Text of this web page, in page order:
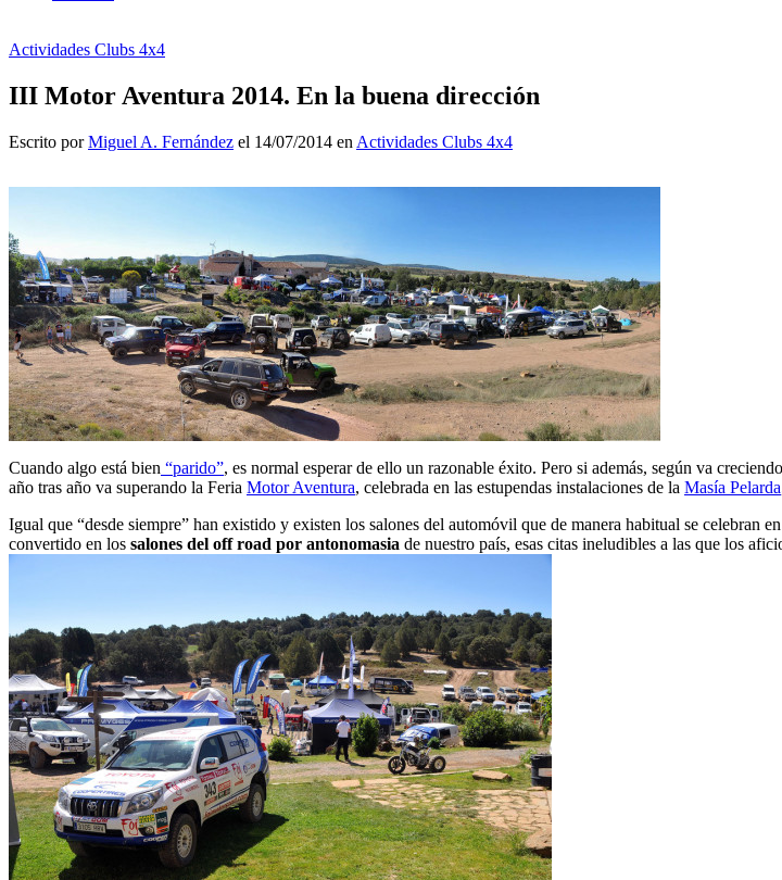
Actividades Clubs 4x4
III Motor Aventura 2014. En la buena dirección
Escrito porMiguel A. Fernández el 14/07/2014 en Actividades Clubs 4x4
Cuando algo está bien “parido”, es normal esperar de ello un razonable éxito. Pero si además, según va
año tras año va superando la Feria Motor Aventura, celebrada en las estupendas instalaciones de la Masía Pelarda
Igual que “desde siempre” han existido y existen los salones del automóvil que de manera habitual se celebran
convertido en los salones del off road por antonomasia de nuestro país, esas citas ineludibles a las que los